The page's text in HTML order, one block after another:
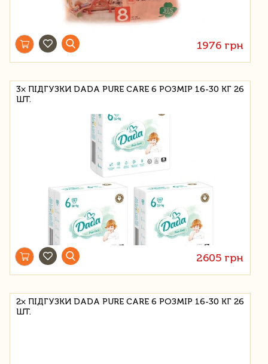
1976 грн
3× ПІДГУЗКИ DADA PURE CARE 6 РОЗМІР 16-30 КГ 26
ШТ.
2605 грн
2× ПІДГУЗКИ DADA PURE CARE 6 РОЗМІР 16-30 КГ 26
ШТ.